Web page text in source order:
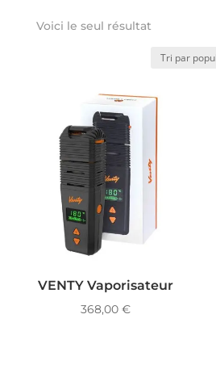
Voici le seul résultat
VENTY Vaporisateur
368,00 €